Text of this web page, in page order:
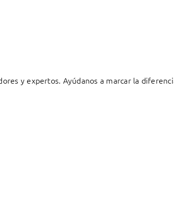
y expertos. Ayúdanos a marcar la